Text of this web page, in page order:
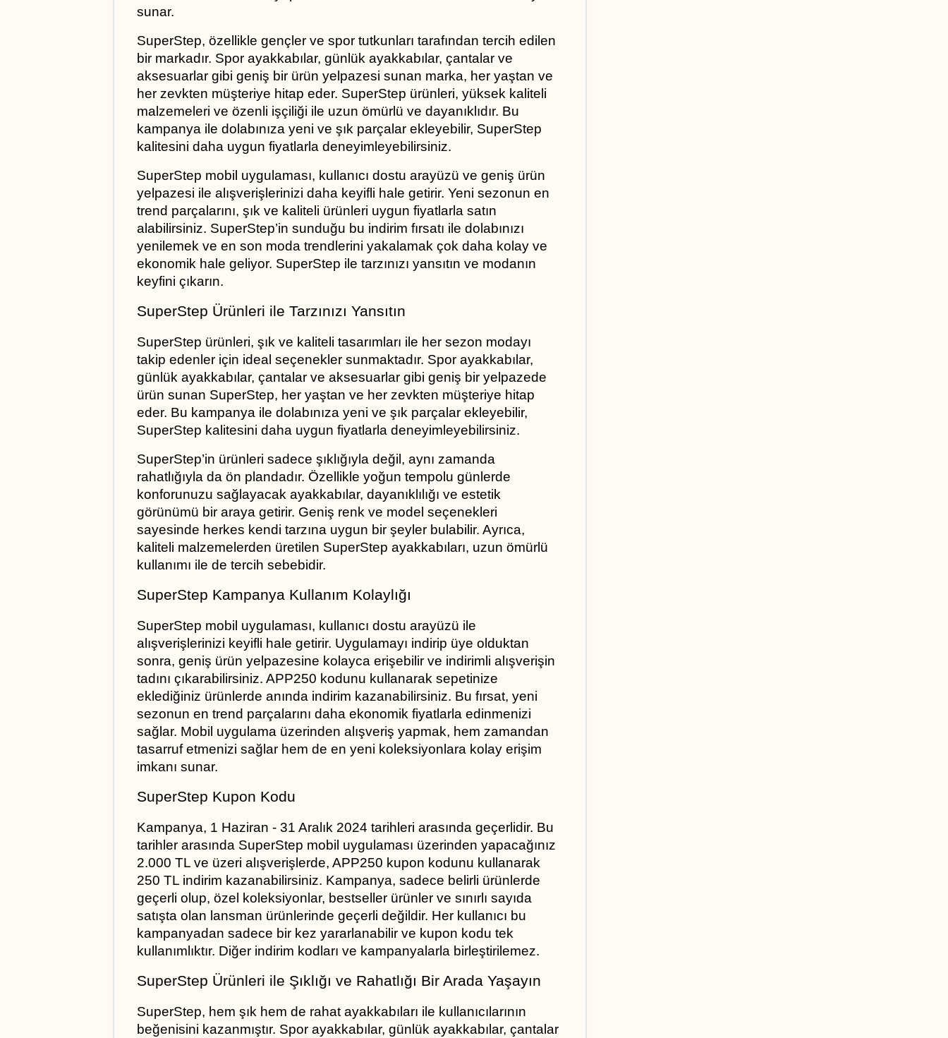
sunar.
SuperStep, özellikle gençler ve spor tutkunları tarafından tercih edilen
bir markadır. Spor ayakkabılar, günlük ayakkabılar, çantalar ve
aksesuarlar gibi geniş bir ürün yelpazesi sunan marka, her yaştan ve
her zevkten müşteriye hitap eder. SuperStep ürünleri, yüksek kaliteli
malzemeleri ve özenli işçiliği ile uzun ömürlü ve dayanıklıdır. Bu
kampanya ile dolabınıza yeni ve şık parçalar ekleyebilir, SuperStep
kalitesini daha uygun fiyatlarla deneyimleyebilirsiniz.
SuperStep mobil uygulaması, kullanıcı dostu arayüzü ve geniş ürün
yelpazesi ile alışverişlerinizi daha keyifli hale getirir. Yeni sezonun en
trend parçalarını, şık ve kaliteli ürünleri uygun fiyatlarla satın
alabilirsiniz. SuperStep’in sunduğu bu indirim fırsatı ile dolabınızı
yenilemek ve en son moda trendlerini yakalamak çok daha kolay ve
ekonomik hale geliyor. SuperStep ile tarzınızı yansıtın ve modanın
keyfini çıkarın.
SuperStep Ürünleri ile Tarzınızı Yansıtın
SuperStep ürünleri, şık ve kaliteli tasarımları ile her sezon modayı
takip edenler için ideal seçenekler sunmaktadır. Spor ayakkabılar,
günlük ayakkabılar, çantalar ve aksesuarlar gibi geniş bir yelpazede
ürün sunan SuperStep, her yaştan ve her zevkten müşteriye hitap
eder. Bu kampanya ile dolabınıza yeni ve şık parçalar ekleyebilir,
SuperStep kalitesini daha uygun fiyatlarla deneyimleyebilirsiniz.
SuperStep’in ürünleri sadece şıklığıyla değil, aynı zamanda
rahatlığıyla da ön plandadır. Özellikle yoğun tempolu günlerde
konforunuzu sağlayacak ayakkabılar, dayanıklılığı ve estetik
görünümü bir araya getirir. Geniş renk ve model seçenekleri
sayesinde herkes kendi tarzına uygun bir şeyler bulabilir. Ayrıca,
kaliteli malzemelerden üretilen SuperStep ayakkabıları, uzun ömürlü
kullanımı ile de tercih sebebidir.
SuperStep Kampanya Kullanım Kolaylığı
SuperStep mobil uygulaması, kullanıcı dostu arayüzü ile
alışverişlerinizi keyifli hale getirir. Uygulamayı indirip üye olduktan
sonra, geniş ürün yelpazesine kolayca erişebilir ve indirimli alışverişin
tadını çıkarabilirsiniz. APP250 kodunu kullanarak sepetinize
eklediğiniz ürünlerde anında indirim kazanabilirsiniz. Bu fırsat, yeni
sezonun en trend parçalarını daha ekonomik fiyatlarla edinmenizi
sağlar. Mobil uygulama üzerinden alışveriş yapmak, hem zamandan
tasarruf etmenizi sağlar hem de en yeni koleksiyonlara kolay erişim
imkanı sunar.
SuperStep Kupon Kodu
Kampanya, 1 Haziran - 31 Aralık 2024 tarihleri arasında geçerlidir. Bu
tarihler arasında SuperStep mobil uygulaması üzerinden yapacağınız
2.000 TL ve üzeri alışverişlerde, APP250 kupon kodunu kullanarak
250 TL indirim kazanabilirsiniz. Kampanya, sadece belirli ürünlerde
geçerli olup, özel koleksiyonlar, bestseller ürünler ve sınırlı sayıda
satışta olan lansman ürünlerinde geçerli değildir. Her kullanıcı bu
kampanyadan sadece bir kez yararlanabilir ve kupon kodu tek
kullanımlıktır. Diğer indirim kodları ve kampanyalarla birleştirilemez.
SuperStep Ürünleri ile Şıklığı ve Rahatlığı Bir Arada Yaşayın
SuperStep, hem şık hem de rahat ayakkabıları ile kullanıcılarının
beğenisini kazanmıştır. Spor ayakkabılar, günlük ayakkabılar, çantalar